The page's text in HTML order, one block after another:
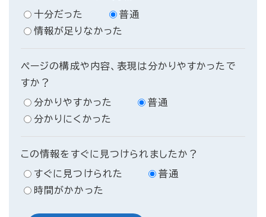
十分だった
普通
情報が足りなかった
ページの構成や内容、表現は分かりやすかったで
すか？
分かりやすかった
普通
分かりにくかった
この情報をすぐに見つけられましたか？
すぐに見つけられた
普通
時間がかかった